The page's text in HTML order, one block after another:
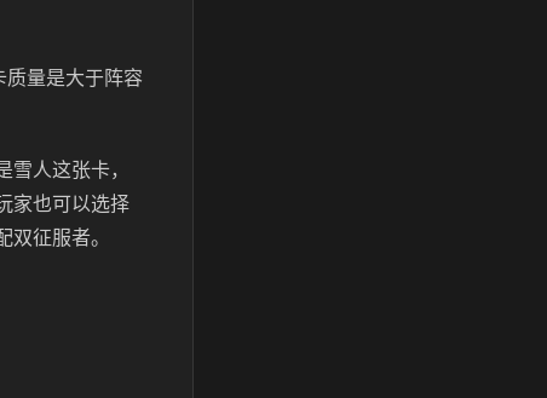
量是大于阵容
人这张卡，
家也可以选择
征服者。